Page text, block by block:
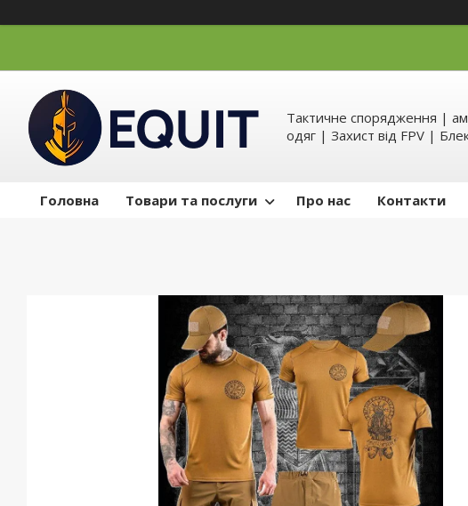
Тактичне спорядження |
одяг | Захист від FPV |
Головна Товари та послуги Про нас Контакти